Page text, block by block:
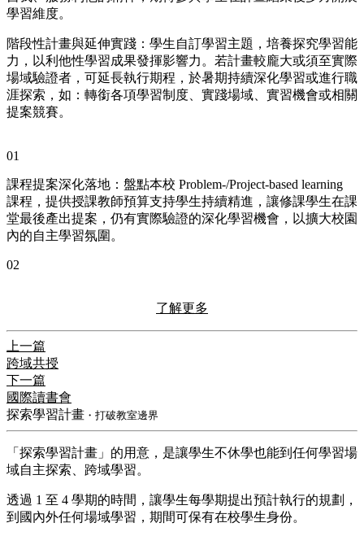
學習維度。
階段性計畫與延伸實踐：學生自訂學習主題，培養探究學習能
力，以利他性學習成果發揮影響力。若計畫較龐大或須至實際
場域驗證者，可延長執行期程，於暑期持續深化學習或進行職
涯探索，如：轉銜各項學習制度、實踐場域、實習機會或相關
提案競賽。
01
課程提案深化落地：盤點本校 Problem-/Project-based learning
課程，提供授課教師預算支持學生持續精進，讓修課學生在課
堂最後產出提案，仍有實際驗證的深化學習機會，以擴大校園
內的自主學習氛圍。
02
了解更多
上一篇
跨域共授
下一篇
國際讀書會
探索學習計畫 ・打破教室邊界
「探索學習計畫」的用意，是讓學生不休學也能到任何學習場
域自主探索、跨域學習。
透過 1 至 4 學期的時間，讓學生每學期提出預計執行的規劃，
到國內外任何場域學習，期間可保有在校學生身份。